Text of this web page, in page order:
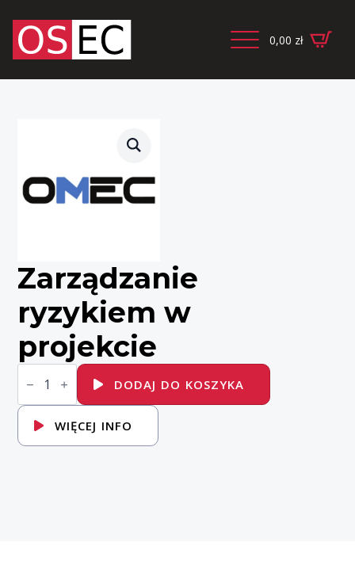
0,00 zł
Zarządzanie
ryzykiem w
projekcie
ilość
Zarządzanie
ryzykiem
w
projekcie
DODAJ DO KOSZYKA
WIĘCEJ INFO